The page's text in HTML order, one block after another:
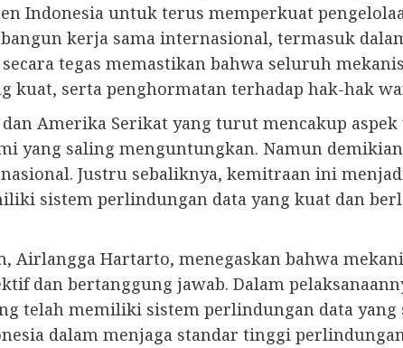
Indonesia untuk terus memperkuat
kerja sama internasional, termasuk
tegas memastikan bahwa seluruh
serta penghormatan terhadap hak-hak
Amerika Serikat yang turut mencakup
yang saling menguntungkan. Namun
Justru sebaliknya, kemitraan ini
sistem perlindungan data yang kuat dan
Airlangga Hartarto, menegaskan bahwa
dan bertanggung jawab. Dalam
telah memiliki sistem perlindungan data
dalam menjaga standar tinggi